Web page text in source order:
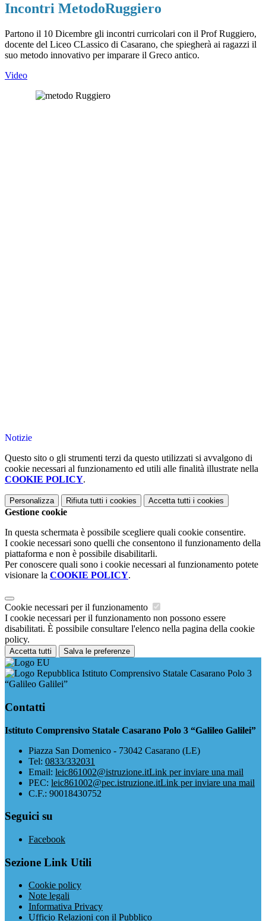
Incontri MetodoRuggiero
Partono il 10 Dicembre gli incontri curricolari con il Prof Ruggiero,
docente del Liceo CLassico di Casarano, che spiegherà ai ragazzi il
suo metodo innovativo per imparare il Greco antico.
Video
Notizie
Questo sito o gli strumenti terzi da questo utilizzati si avvalgono di
cookie necessari al funzionamento ed utili alle finalità illustrate nella
COOKIE POLICY.
Personalizza Rifiuta tutti i cookies Accetta tutti i cookies
Gestione cookie
In questa schermata è possibile scegliere quali cookie consentire.
I cookie necessari sono quelli che consentono il funzionamento della
piattaforma e non è possibile disabilitarli.
Per conoscere quali sono i cookie necessari al funzionamento potete
visionare la COOKIE POLICY.
Cookie necessari per il funzionamento
I cookie necessari per il funzionamento non possono essere
disabilitati. È possibile consultare l'elenco nella pagina della cookie
policy.
Accetta tutti Salva le preferenze
Istituto Comprensivo Statale Casarano Polo 3
“Galileo Galilei”
Contatti
Istituto Comprensivo Statale Casarano Polo 3 “Galileo Galilei”
Piazza San Domenico - 73042 Casarano (LE)
Tel: 0833/332031
Email: leic861002@istruzione.itLink per inviare una mail
PEC: leic861002@pec.istruzione.itLink per inviare una mail
C.F.: 90018430752
Seguici su
Facebook
Sezione Link Utili
Cookie policy
Note legali
Informativa Privacy
Ufficio Relazioni con il Pubblico